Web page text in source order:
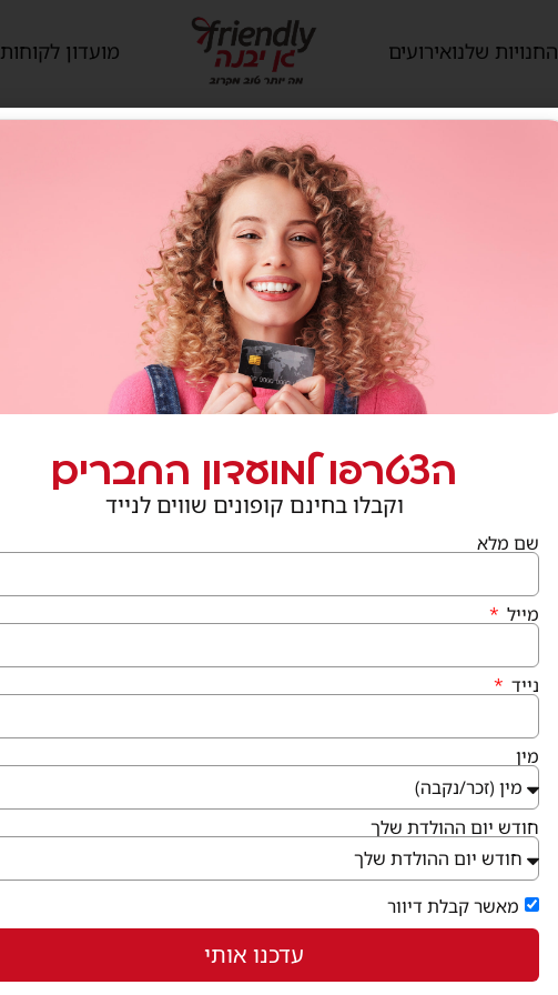
החנויות שלנואירועים מועדון לקוחות
איך מגיעים
קניון פרנדלי גן יבנה, המגינים 56
חנייה במקום ללא עלות
(נפתח בחלון חדש)
הצטרפו למועדון החברים
וקבלו בחינם קופונים שווים לנייד
שם מלא
מייל
נייד
מין
חודש יום ההולדת שלך
מאשר קבלת דיוור
עדכנו אותי